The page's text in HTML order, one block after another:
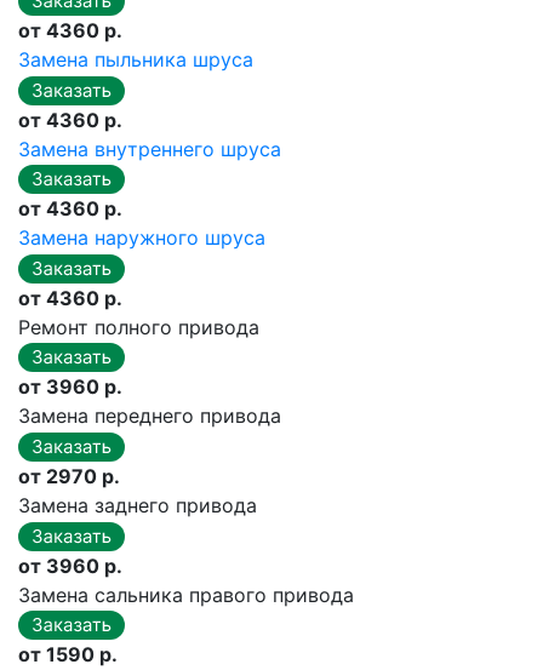
от 4360 р.
Замена пыльника шруса
от 4360 р.
Замена внутреннего шруса
от 4360 р.
Замена наружного шруса
от 4360 р.
Ремонт полного привода
от 3960 р.
Замена переднего привода
от 2970 р.
Замена заднего привода
от 3960 р.
Замена сальника правого привода
от 1590 р.